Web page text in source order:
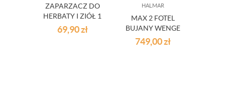
ZAPARZACZ DO
HERBATY I ZIÓŁ 1
L
69,90zł
HALMAR
MAX 2 FOTEL
BUJANY WENGE
749,00zł